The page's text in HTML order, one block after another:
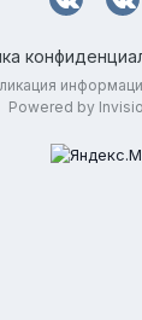
Powered by